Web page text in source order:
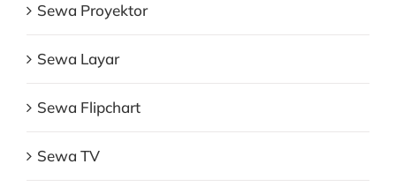
Sewa Proyektor
Sewa Layar
Sewa Flipchart
Sewa TV